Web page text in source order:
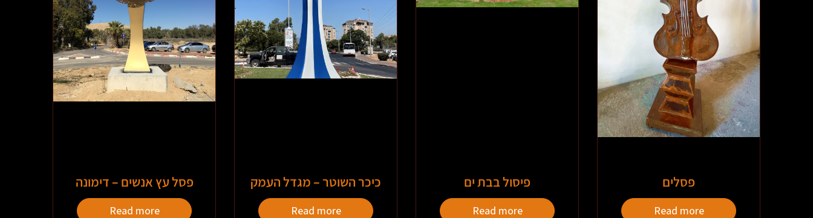
פסלים
Read more
פיסול בבת ים
Read more
כיכר השוטר – מגדל העמק
Read more
פסל עץ אנשים – דימונה
Read more